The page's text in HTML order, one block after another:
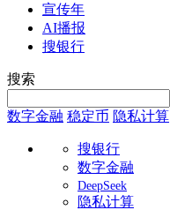
宣传年
AI播报
搜银行
搜索
数字金融 稳定币 隐私计算
搜银行
数字金融
DeepSeek
隐私计算